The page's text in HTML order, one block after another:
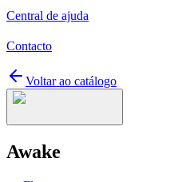
Central de ajuda
Contacto
Voltar ao catálogo
Awake